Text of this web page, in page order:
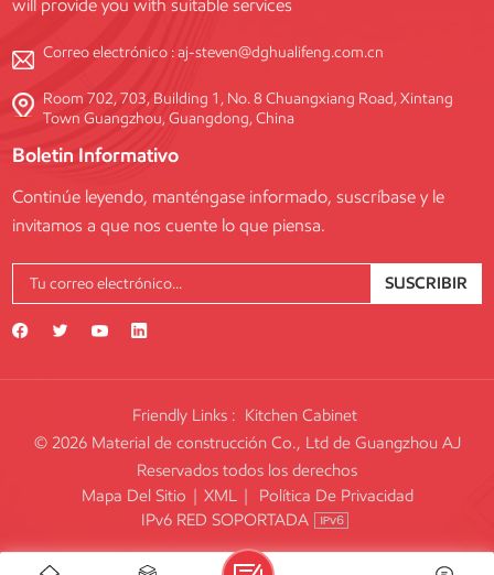
will provide you with suitable services
Correo electrónico :aj-steven@dghualifeng.com.cn
Room 702, 703, Building 1, No. 8 Chuangxiang Road, Xintang
Town Guangzhou, Guangdong, China
Boletin Informativo
Continúe leyendo, manténgase informado, suscríbase y le
invitamos a que nos cuente lo que piensa.
SUSCRIBIR
Friendly Links : Kitchen Cabinet
© 2026 Material de construcción Co., Ltd de Guangzhou AJ
Reservados todos los derechos
Mapa Del Sitio | XML |
Política De Privacidad
IPv6 RED SOPORTADA